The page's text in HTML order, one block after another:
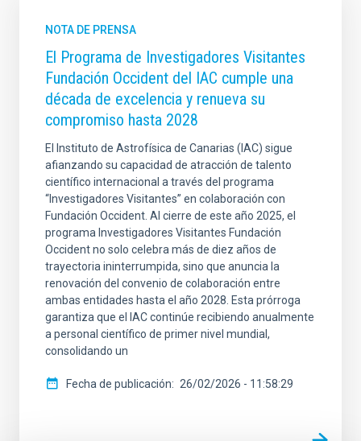
NOTA DE PRENSA
El Programa de Investigadores Visitantes
Fundación Occident del IAC cumple una
década de excelencia y renueva su
compromiso hasta 2028
El Instituto de Astrofísica de Canarias (IAC) sigue
afianzando su capacidad de atracción de talento
científico internacional a través del programa
“Investigadores Visitantes” en colaboración con
Fundación Occident. Al cierre de este año 2025, el
programa Investigadores Visitantes Fundación
Occident no solo celebra más de diez años de
trayectoria ininterrumpida, sino que anuncia la
renovación del convenio de colaboración entre
ambas entidades hasta el año 2028. Esta prórroga
garantiza que el IAC continúe recibiendo anualmente
a personal científico de primer nivel mundial,
consolidando un
Fecha de publicación 26/02/2026 - 11:58:29